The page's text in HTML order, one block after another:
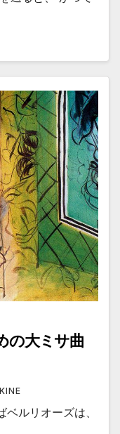
の大ミサ曲
ルリオーズは、